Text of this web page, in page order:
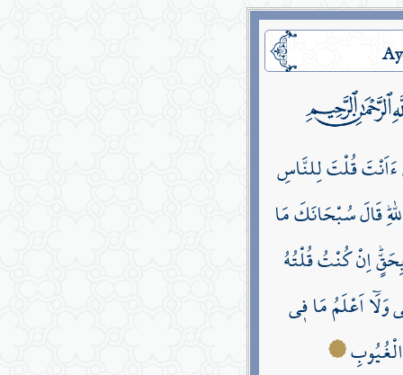
ءَاَنْتَ قُلْتَ لِلنَّاسِ
قَالَ سُبْحَانَكَ مَا
اِنْ كُنْتُ قُلْتُهُ
اَعْلَمُ مَا ف۪ي